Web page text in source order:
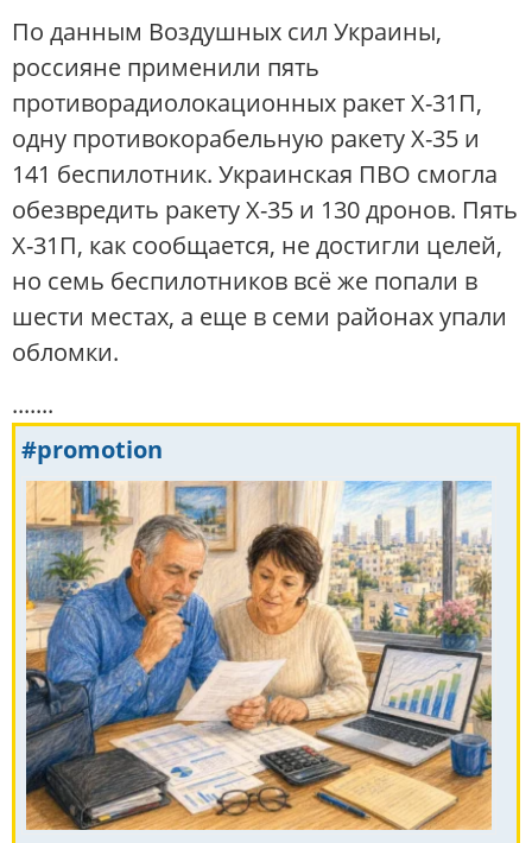
По данным Воздушных сил Украины,
россияне применили пять
противорадиолокационных ракет Х-31П,
одну противокорабельную ракету Х-35 и
141 беспилотник. Украинская ПВО смогла
обезвредить ракету Х-35 и 130 дронов. Пять
Х-31П, как сообщается, не достигли целей,
но семь беспилотников всё же попали в
шести местах, а еще в семи районах упали
обломки.
.......
#promotion